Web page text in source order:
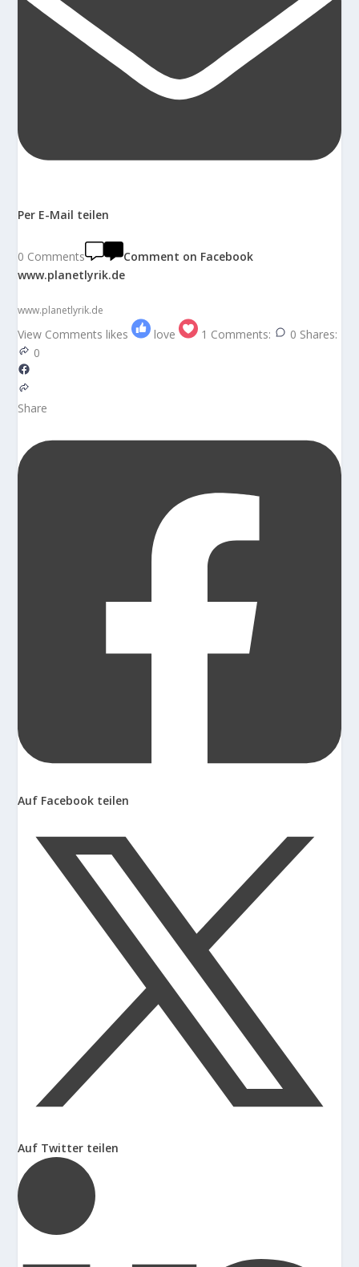
Per E-Mail teilen
0 Comments
Comment on Facebook
www.planetlyrik.de
www.planetlyrik.de
View Comments likes love 1 Comments: 0 Shares:
0
Share
Auf Facebook teilen
Auf Twitter teilen